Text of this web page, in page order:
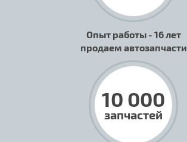
Опыт работы - 16 лет
продаем автозапчасти
10 000
запчастей